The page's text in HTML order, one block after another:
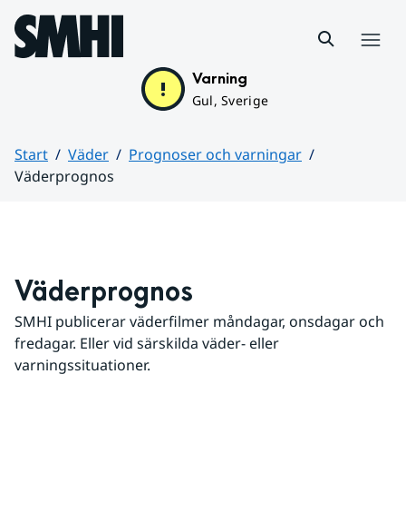
Hoppa till sidans innehåll
Varning
Gul, Sverige
Start Väder
Prognoser och varningar
Väderprognos
Väderprognos
SMHI publicerar väderfilmer måndagar, onsdagar och
fredagar. Eller vid särskilda väder- eller
varningssituationer.